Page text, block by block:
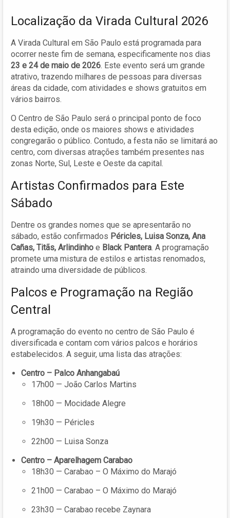
Localização da Virada Cultural 2026
A Virada Cultural em São Paulo está programada para
ocorrer neste fim de semana, especificamente nos dias
23 e 24 de maio de 2026. Este evento será um grande
atrativo, trazendo milhares de pessoas para diversas
áreas da cidade, com atividades e shows gratuitos em
vários bairros.
O Centro de São Paulo será o principal ponto de foco
desta edição, onde os maiores shows e atividades
congregarão o público. Contudo, a festa não se limitará ao
centro, com diversas atrações também presentes nas
zonas Norte, Sul, Leste e Oeste da capital.
Artistas Confirmados para Este
Sábado
Dentre os grandes nomes que se apresentarão no
sábado, estão confirmados Péricles, Luisa Sonza, Ana
Cañas, Titãs, Arlindinho e Black Pantera. A programação
promete uma mistura de estilos e artistas renomados,
atraindo uma diversidade de públicos.
Palcos e Programação na Região
Central
A programação do evento no centro de São Paulo é
diversificada e contam com vários palcos e horários
estabelecidos. A seguir, uma lista das atrações:
Centro – Palco Anhangabaú
17h00 — João Carlos Martins
18h00 — Mocidade Alegre
19h30 — Péricles
22h00 — Luisa Sonza
Centro – Aparelhagem Carabao
18h30 — Carabao – O Máximo do Marajó
21h00 — Carabao – O Máximo do Marajó
23h30 — Carabao recebe Zaynara